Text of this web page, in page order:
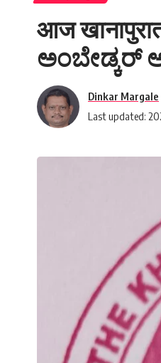
आज
ಅಂಬೇಡ್ಕರ್
Last updated:
Dinkar Margale